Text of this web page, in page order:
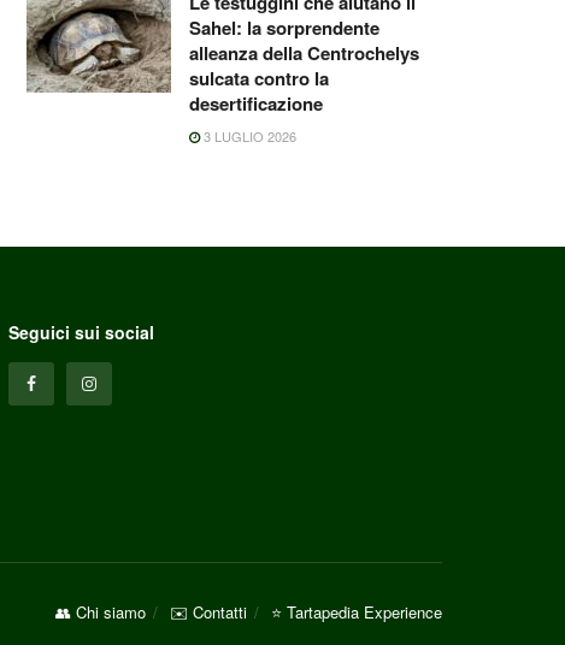
Sahel: la sorprendente
alleanza della Centrochelys
sulcata contro la
desertificazione
3 LUGLIO 2026
Seguici sui social
👥 Chi siamo ✉️ Contatti ⭐ Tartapedia Experience